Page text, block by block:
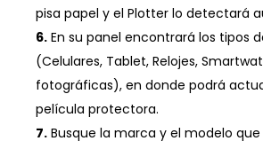
pisa papel y el Plotter lo detectará
6. En su panel encontrará los tipos
(Celulares, Tablet, Relojes,
fotográficas), en donde podrá
película protectora.
7. Busque la marca y el modelo